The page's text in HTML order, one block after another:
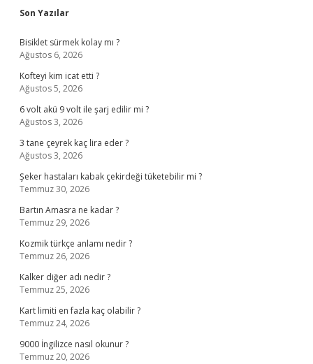
Sidebar
Son Yazılar
Bisiklet sürmek kolay mı ?
Ağustos 6, 2026
Kofteyi kim icat etti ?
Ağustos 5, 2026
6 volt akü 9 volt ile şarj edilir mi ?
Ağustos 3, 2026
3 tane çeyrek kaç lira eder ?
Ağustos 3, 2026
Şeker hastaları kabak çekirdeği tüketebilir mi ?
Temmuz 30, 2026
Bartın Amasra ne kadar ?
Temmuz 29, 2026
Kozmik türkçe anlamı nedir ?
Temmuz 26, 2026
Kalker diğer adı nedir ?
Temmuz 25, 2026
Kart limiti en fazla kaç olabilir ?
Temmuz 24, 2026
9000 İngilizce nasıl okunur ?
Temmuz 20, 2026